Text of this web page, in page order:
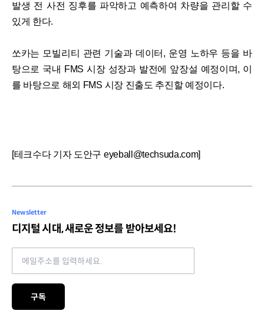
발생 전 사전 징후를 파악하고 예측하여 차량을 관리할 수
있게 한다.
쏘카는 모빌리티 관련 기술과 데이터, 운영 노하우 등을 바
탕으로 국내 FMS 시장 성장과 발전에 앞장설 예정이며, 이
를 바탕으로 해외 FMS 시장 진출도 추진할 예정이다.
[테크수다 기자 도안구 eyeball@techsuda.com]
Newsletter
디지털 시대, 새로운 정보를 받아보세요!
구독